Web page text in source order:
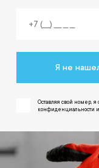
Я не
Оставляя свой номер, я
конфиденциальности и